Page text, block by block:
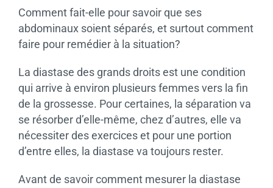
Comment fait-elle pour savoir que ses
abdominaux soient séparés, et surtout comment
faire pour remédier à la situation?
La diastase des grands droits est une condition
qui arrive à environ plusieurs femmes vers la fin
de la grossesse. Pour certaines, la séparation va
se résorber d’elle-même, chez d’autres, elle va
nécessiter des exercices et pour une portion
d’entre elles, la diastase va toujours rester.
Avant de savoir comment mesurer la diastase